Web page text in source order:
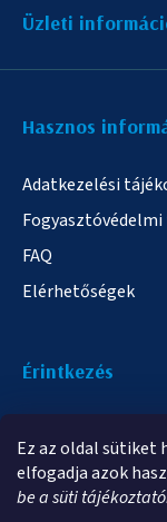
Ez az oldal sütiket
elfogadja azok
be a süti
Üzleti
Hasznos
Adatkezelési
FAQ
Elérhetőségek
Érintkezés